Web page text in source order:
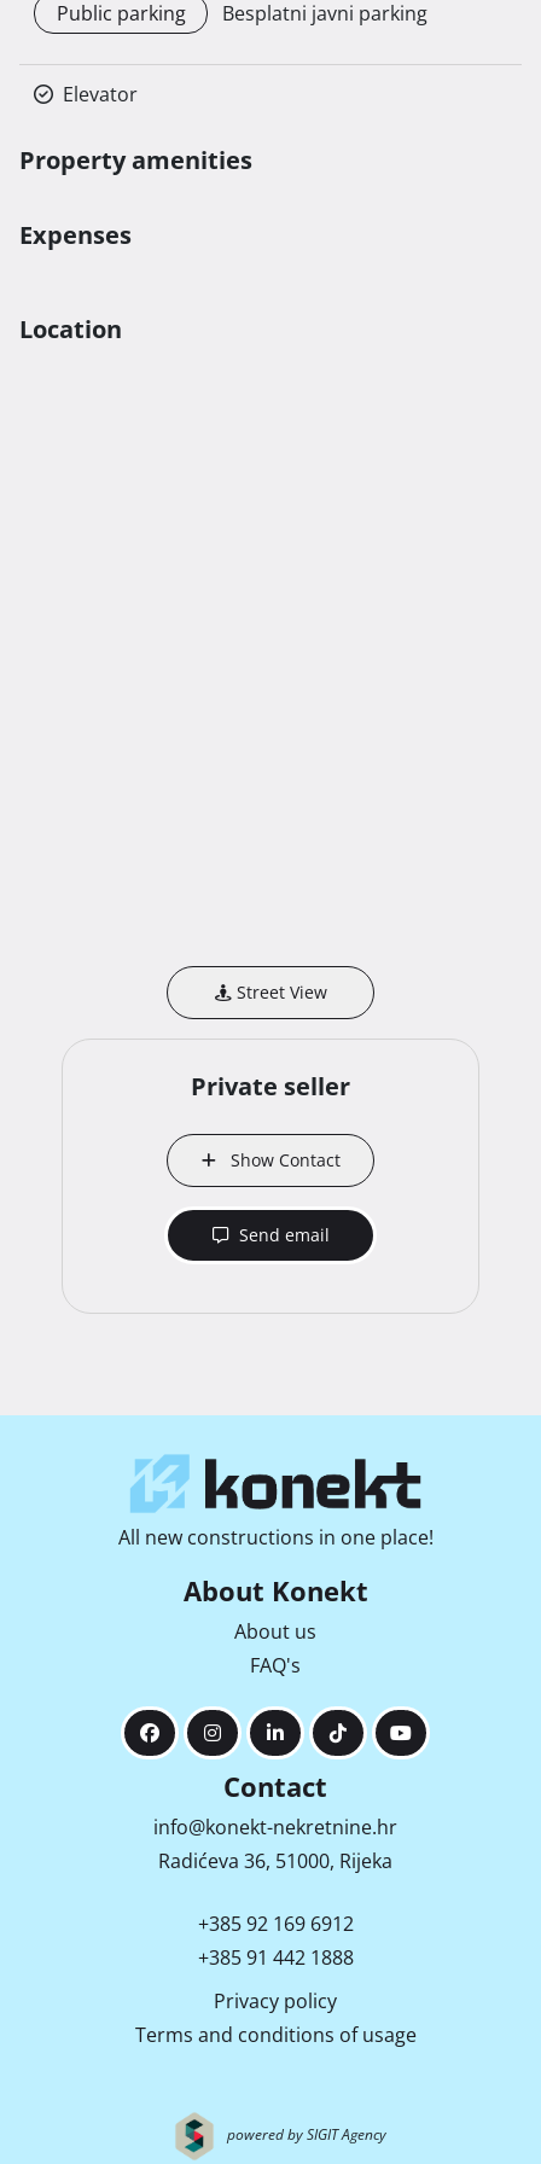
Public parking
Besplatni javni parking
Elevator
Property amenities
Expenses
Location
Street View
Private seller
Show Contact
Send email
All new constructions in one place!
About Konekt
About us
FAQ's
Contact
info@konekt-nekretnine.hr
Radićeva 36, 51000, Rijeka
+385 92 169 6912
+385 91 442 1888
Privacy policy
Terms and conditions of usage
powered by SIGIT Agency